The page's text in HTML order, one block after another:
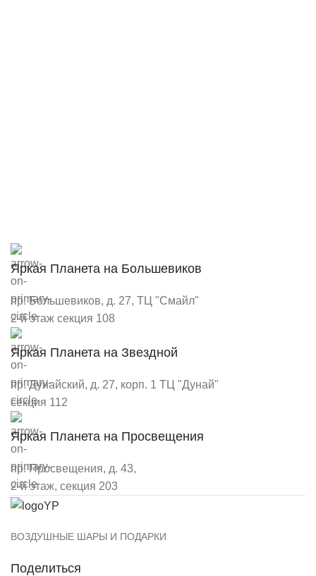
Яркая Планета на Большевиков
пр. Большевиков, д. 27, ТЦ "Смайл"
2-й этаж секция 108
Яркая Планета на Звездной
пр. Дунайский, д. 27, корп. 1 ТЦ "Дунай"
секция 112
Яркая Планета на Просвещения
пр. Просвещения, д. 43,
2-й этаж, секция 203
ВОЗДУШНЫЕ ШАРЫ И ПОДАРКИ
Поделиться